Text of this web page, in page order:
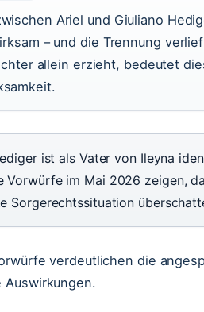
Ariel und Giuliano
– und die Trennung
allein erzieht, bedeutet
ist als Vater von Ileyna
Vorwürfe im Mai 2026 zeigen,
Sorgerechtssituation
verdeutlichen die
Auswirkungen.